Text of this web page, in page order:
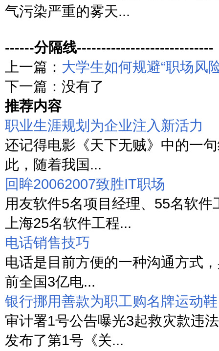
气污染严重的雾天...
------分隔线----------------------------
上一篇： 大学生如何规避“职场风
下一篇：没有了
推荐内容
职业生涯规划为企业注入新活力
还记得电影《天下无贼》中的一
此，随着我国...
回眸20062007致胜IT职场
用友软件5名项目经理、55名软
上海25名软件工程...
电话销售技巧
电话是目前方便的一种沟通方式
前全国3亿电...
银行挪用善款为职工购名牌运动鞋
审计署1号公告曝光3起救灾款违
发布了第1号《关...